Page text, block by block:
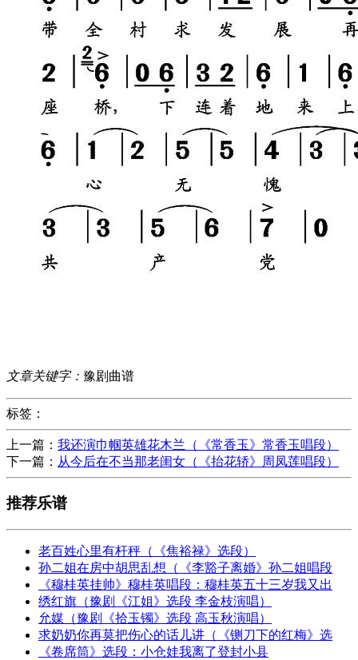
文章关键字： 豫剧曲谱
标签：
上一篇： 我还演巾帼英雄花木兰（《常香玉》常香玉唱段）
下一篇： 从今后在不当那老闺女（《抬花轿》周凤莲唱段）
推荐乐谱
老百姓心里有杆秤（《焦裕禄》选段）
孙二姐在房中胡思乱想（《李豁子离婚》孙二姐唱段
《穆桂英挂帅》穆桂英唱段：穆桂英五十三岁我又出
绣红旗（豫剧《江姐》选段 李金枝演唱）
允媒（豫剧《拾玉镯》选段 高玉秋演唱）
求奶奶你再莫把伤心的话儿讲（《铡刀下的红梅》选
《卷席筒》选段：小仓娃我离了登封小县